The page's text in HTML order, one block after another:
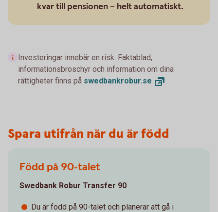
kvar till pensionen – helt automatiskt.
Investeringar innebär en risk. Faktablad,
informationsbroschyr och information om dina
rättigheter finns på swedbankrobur.se .
Spara utifrån när du är född
Född på 90-talet
Swedbank Robur Transfer 90
Du är född på 90-talet och planerar att gå i